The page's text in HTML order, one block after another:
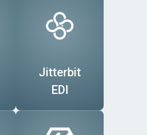
Jitterbit
EDI